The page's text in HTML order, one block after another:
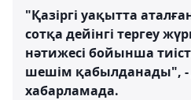
"Қазіргі уақытта
сотқа дейінгі тергеу
нәтижесі бойынша
шешім қабылданады", -
хабарламада.